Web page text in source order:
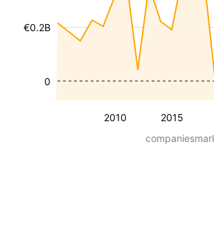
2010 2015
€0.2B
0